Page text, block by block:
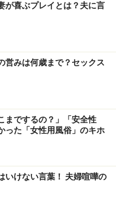
を親密にするテクニッ
るメールの書き方な
ることから学びましょ
[夫婦関係] All About
が喜ぶプレイとは？夫に言
営みは何歳まで？セックス
までするの？」「安全性
った「女性用風俗」のキホ
いけない言葉！ 夫婦喧嘩の